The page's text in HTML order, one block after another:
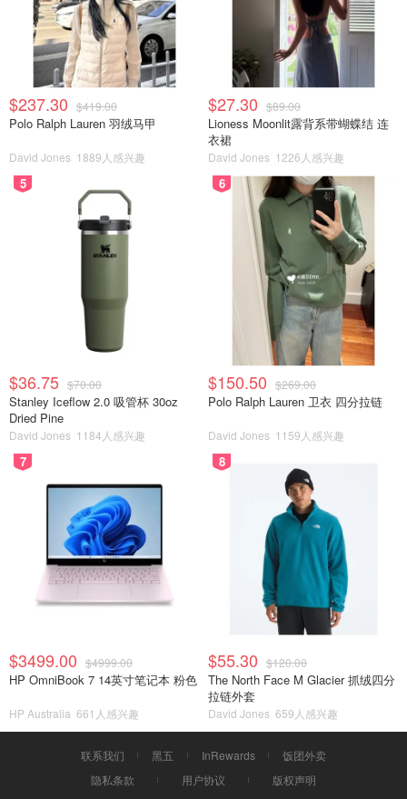
$237.30 $419.00
Polo Ralph Lauren 羽绒马甲
David Jones 1889人感兴趣
$27.30 $89.00
Lioness Moonlit露背系带蝴蝶结 连
衣裙
David Jones 1226人感兴趣
5
$36.75 $70.00
Stanley Iceflow 2.0 吸管杯 30oz
Dried Pine
David Jones 1184人感兴趣
6
$150.50 $269.00
Polo Ralph Lauren 卫衣 四分拉链
David Jones 1159人感兴趣
7
$3499.00 $4999.00
HP OmniBook 7 14英寸笔记本 粉色
HP Australia 661人感兴趣
8
$55.30 $120.00
The North Face M Glacier 抓绒四分
拉链外套
David Jones 659人感兴趣
联系我们 黑五 InRewards
饭团外卖
隐私条款
用户协议 版权声明